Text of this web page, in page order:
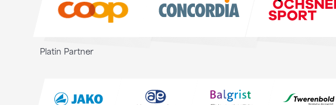
Platin Partner